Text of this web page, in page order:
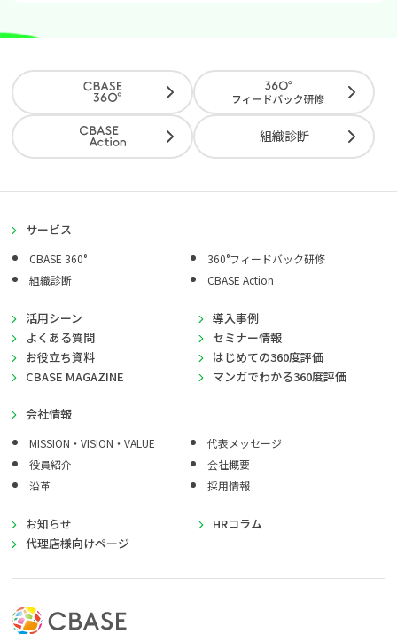
組織診断
サービス
CBASE 360°
360°フィードバック研修
組織診断
CBASE Action
活用シーン
導入事例
よくある質問
セミナー情報
お役立ち資料
はじめての360度評価
CBASE MAGAZINE
マンガでわかる360度評価
会社情報
MISSION・VISION・VALUE
代表メッセージ
役員紹介
会社概要
沿革
採用情報
お知らせ
HRコラム
代理店様向けページ